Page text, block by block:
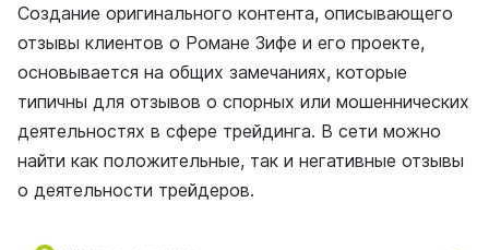
Создание оригинального контента, описывающего
отзывы клиентов о Романе Зифе и его проекте,
основывается на общих замечаниях, которые
типичны для отзывов о спорных или мошеннических
деятельностях в сфере трейдинга. В сети можно
найти как положительные, так и негативные отзывы
о деятельности трейдеров.